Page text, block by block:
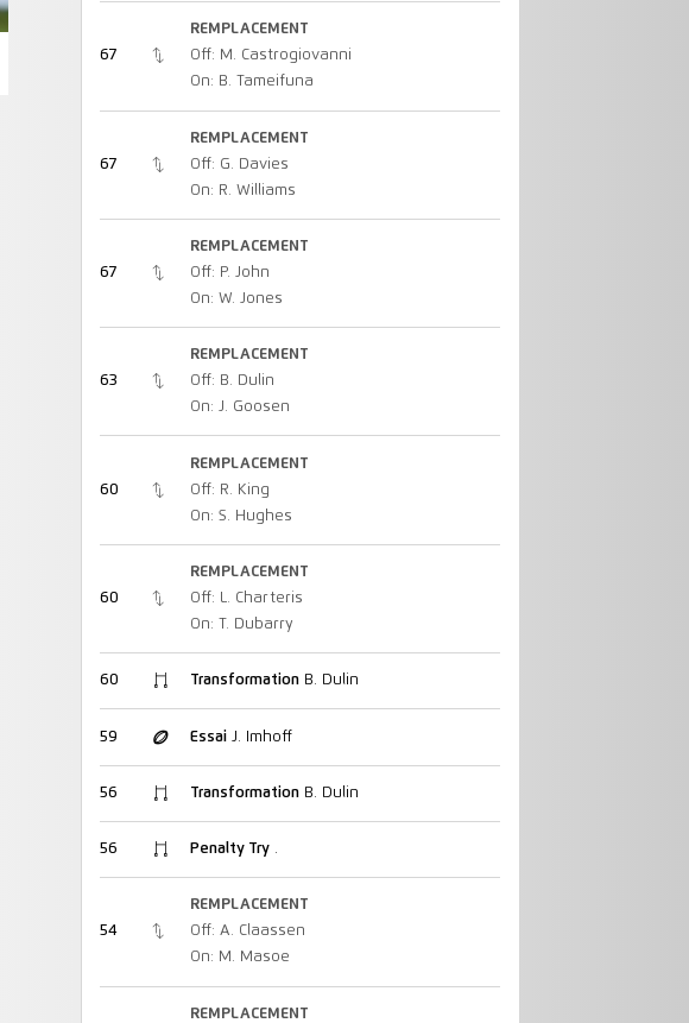
67
REMPLACEMENT
Off: M. Castrogiovanni
On: B. Tameifuna
67
REMPLACEMENT
Off: G. Davies
On: R. Williams
67
REMPLACEMENT
Off: P. John
On: W. Jones
63
REMPLACEMENT
Off: B. Dulin
On: J. Goosen
60
REMPLACEMENT
Off: R. King
On: S. Hughes
60
REMPLACEMENT
Off: L. Charteris
On: T. Dubarry
60 TransformationB. Dulin
59 EssaiJ. Imhoff
56 TransformationB. Dulin
56 Penalty Try.
54
REMPLACEMENT
Off: A. Claassen
On: M. Masoe
REMPLACEMENT